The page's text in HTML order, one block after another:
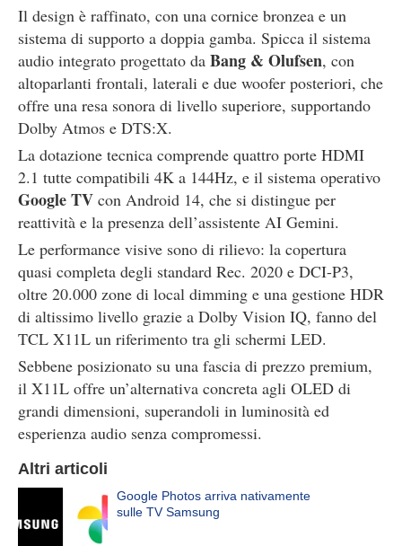
Il design è raffinato, con una cornice bronzea e un
sistema di supporto a doppia gamba. Spicca il sistema
audio integrato progettato da Bang & Olufsen, con
altoparlanti frontali, laterali e due woofer posteriori, che
offre una resa sonora di livello superiore, supportando
Dolby Atmos e DTS:X.
La dotazione tecnica comprende quattro porte HDMI
2.1 tutte compatibili 4K a 144Hz, e il sistema operativo
Google TV con Android 14, che si distingue per
reattività e la presenza dell’assistente AI Gemini.
Le performance visive sono di rilievo: la copertura
quasi completa degli standard Rec. 2020 e DCI-P3,
oltre 20.000 zone di local dimming e una gestione HDR
di altissimo livello grazie a Dolby Vision IQ, fanno del
TCL X11L un riferimento tra gli schermi LED.
Sebbene posizionato su una fascia di prezzo premium,
il X11L offre un’alternativa concreta agli OLED di
grandi dimensioni, superandoli in luminosità ed
esperienza audio senza compromessi.
Altri articoli
Google Photos arriva nativamente
sulle TV Samsung